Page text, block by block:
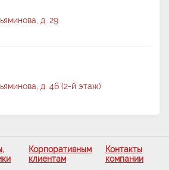
д. 29
д. 46 (2-й этаж)
Корпоративным
клиентам
Контакты
компании